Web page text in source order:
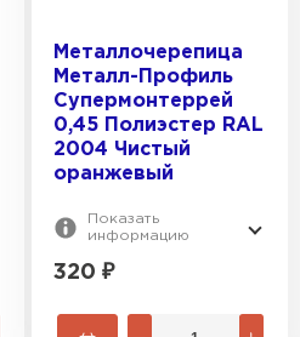
Металлочерепица
Металл-Профиль
Супермонтеррей
0,45 Полиэстер RAL
2004 Чистый
оранжевый
Показать
информацию
320 ₽